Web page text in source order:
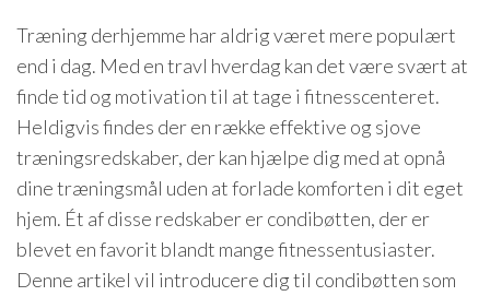
Træning derhjemme har aldrig været mere populært
end i dag. Med en travl hverdag kan det være svært at
finde tid og motivation til at tage i fitnesscenteret.
Heldigvis findes der en række effektive og sjove
træningsredskaber, der kan hjælpe dig med at opnå
dine træningsmål uden at forlade komforten i dit eget
hjem. Ét af disse redskaber er condibøtten, der er
blevet en favorit blandt mange fitnessentusiaster.
Denne artikel vil introducere dig til condibøtten som